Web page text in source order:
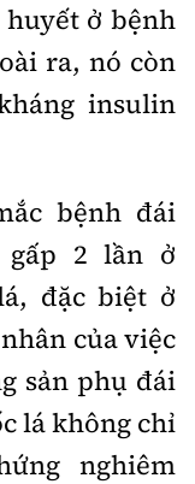
ở bệnh
ra, nó còn
insulin
bệnh đái
gấp 2 lần ở
đặc biệt ở
của việc
sản phụ đái
lá không chỉ
nghiêm